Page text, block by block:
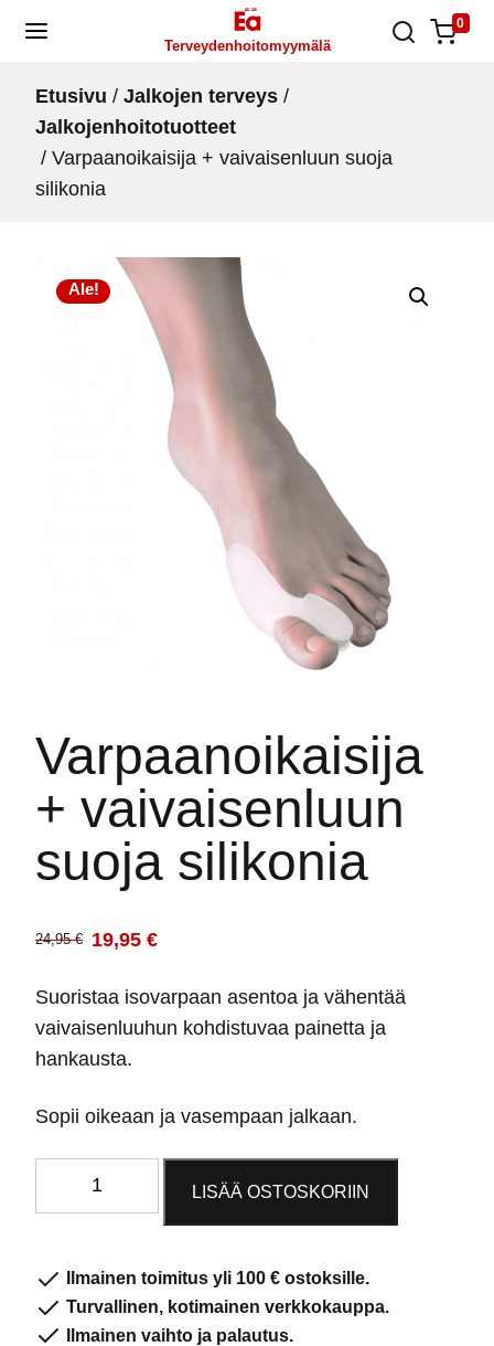
Skip
Terveydenhoitomyymälä
0
Etusivu / Jalkojen terveys /
Jalkojenhoitotuotteet
/ Varpaanoikaisija + vaivaisenluun suoja
silikonia
Ale!
Varpaanoikaisija
+ vaivaisenluun
suoja silikonia
24,95€
Alkuperäinen
oli:
24,95 €.
19,95 €
Nykyinen
on:
19,95 €.
Suoristaa isovarpaan asentoa ja vähentää
vaivaisenluuhun kohdistuvaa painetta ja
hankausta.
Sopii oikeaan ja vasempaan jalkaan.
silikonia
määrä
LISÄÄ OSTOSKORIIN
Ilmainen toimitus yli 100 € ostoksille.
Turvallinen, kotimainen verkkokauppa.
Ilmainen vaihto ja palautus.